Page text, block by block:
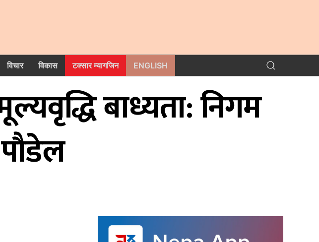
विचार विकास टक्सार म्यागजिन ENGLISH
बाध्यता: निगम